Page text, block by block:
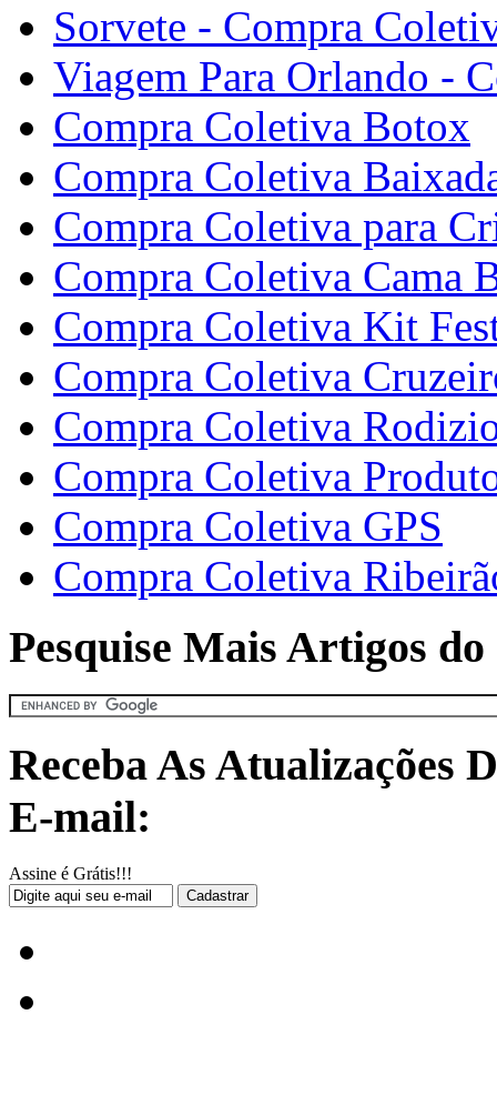
Sorvete - Compra
Viagem Para Orlando -
Compra Coletiva Botox
Compra Coletiva
Compra Coletiva para
Compra Coletiva Cama
Compra Coletiva Kit
Compra Coletiva
Compra Coletiva
Compra Coletiva
Compra Coletiva GPS
Compra Coletiva
Pesquise Mais Artigos do
Receba As Atualizações
E-mail:
Assine é Grátis!!!